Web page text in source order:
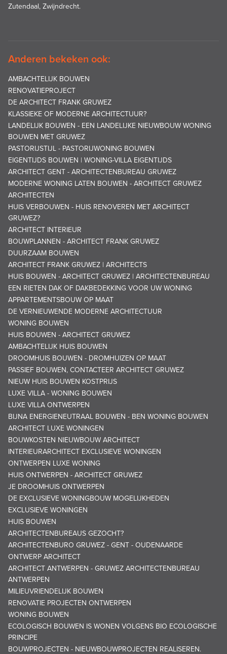
Zutendaal, Zwijndrecht.
Anderen bekeken ook:
AMBACHTELIJK BOUWEN
RENOVATIEPROJECT
DE ARCHITECT FRANK GRUWEZ
KLASSIEKE OF MODERNE ARCHITECTUUR?
LANDELIJK BOUWEN - EEN LANDELIJKE NIEUWBOUW WONING
BOUWEN MET GRUWEZ
PASTORIJSTIJL - PASTORIJWONING BOUWEN
EIGENTIJDS BOUWEN | WONING-VILLA EIGENTIJDS
ARCHITECT GENT - ARCHITECTENBUREAU GRUWEZ
MODERNE WONING LATEN BOUWEN - ARCHITECT GRUWEZ
ARCHITECTEN
HUIS VERBOUWEN - HUIS RENOVEREN MET ARCHITECT
GRUWEZ?
ARCHITECT INTERIEUR
BOUWPLANNEN - ARCHITECT FRANK GRUWEZ
DUURZAAM BOUWEN
ARCHITECT FRANK GRUWEZ | ARCHITECTS
HUIS BOUWEN - ARCHITECT GRUWEZ | ARCHITECTENBUREAU
EEN RIETEN DAK OF DAKBEDEKKING VOOR UW WONING
APPARTEMENTSBOUW OP MAAT
DE VERNIEUWENDE MODERNE ARCHITECTUUR
WONING BOUWEN
HUIS BOUWEN - ARCHITECT GRUWEZ
AMBACHTELIJK HUIS BOUWEN
DROOMHUIS BOUWEN - DROMHUIZEN OP MAAT
PASSIEF BOUWEN, CONTACTEER ARCHITECT GRUWEZ
NIEUW HUIS BOUWEN KOSTPRIJS
LUXE VILLA - WONING BOUWEN
LUXE VILLA ONTWERPEN
BIJNA ENERGIENEUTRAAL BOUWEN - BEN WONING BOUWEN
ARCHITECT LUXE WONINGEN
BOUWKOSTEN NIEUWBOUW ARCHITECT
INTERIEURARCHITECT EXCLUSIEVE WONINGEN
ONTWERPEN LUXE WONING
HUIS ONTWERPEN - ARCHITECT GRUWEZ
JE DROOMHUIS ONTWERPEN
DE EXCLUSIEVE WONINGBOUW MOGELIJKHEDEN
EXCLUSIEVE WONINGEN
HUIS BOUWEN
ARCHITECTENBUREAUS GEZOCHT?
ARCHITECTENBURO GRUWEZ - GENT - OUDENAARDE
ONTWERP ARCHITECT
ARCHITECT ANTWERPEN - GRUWEZ ARCHITECTENBUREAU
ANTWERPEN
MILIEUVRIENDELIJK BOUWEN
RENOVATIE PROJECTEN ONTWERPEN
WONING BOUWEN
ECOLOGISCH BOUWEN IS WONEN VOLGENS BIO ECOLOGISCHE
PRINCIPE
BOUWPROJECTEN - NIEUWBOUWPROJECTEN REALISEREN.